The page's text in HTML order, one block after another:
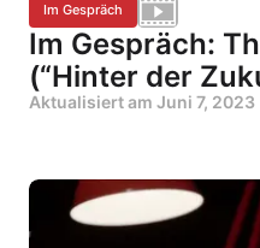
Im Gespräch
Im Gespräch:
(“Hinter der
Aktualisiert am Juni 7, 2023